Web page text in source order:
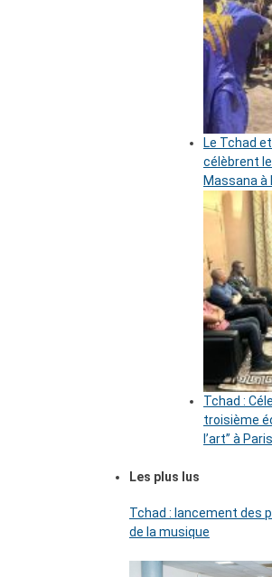
Le Tchad
célèbrent
Massana à
Tchad :
troisième
l’art’’ à Paris
Les plus lus
Tchad : lancement des
de la musique